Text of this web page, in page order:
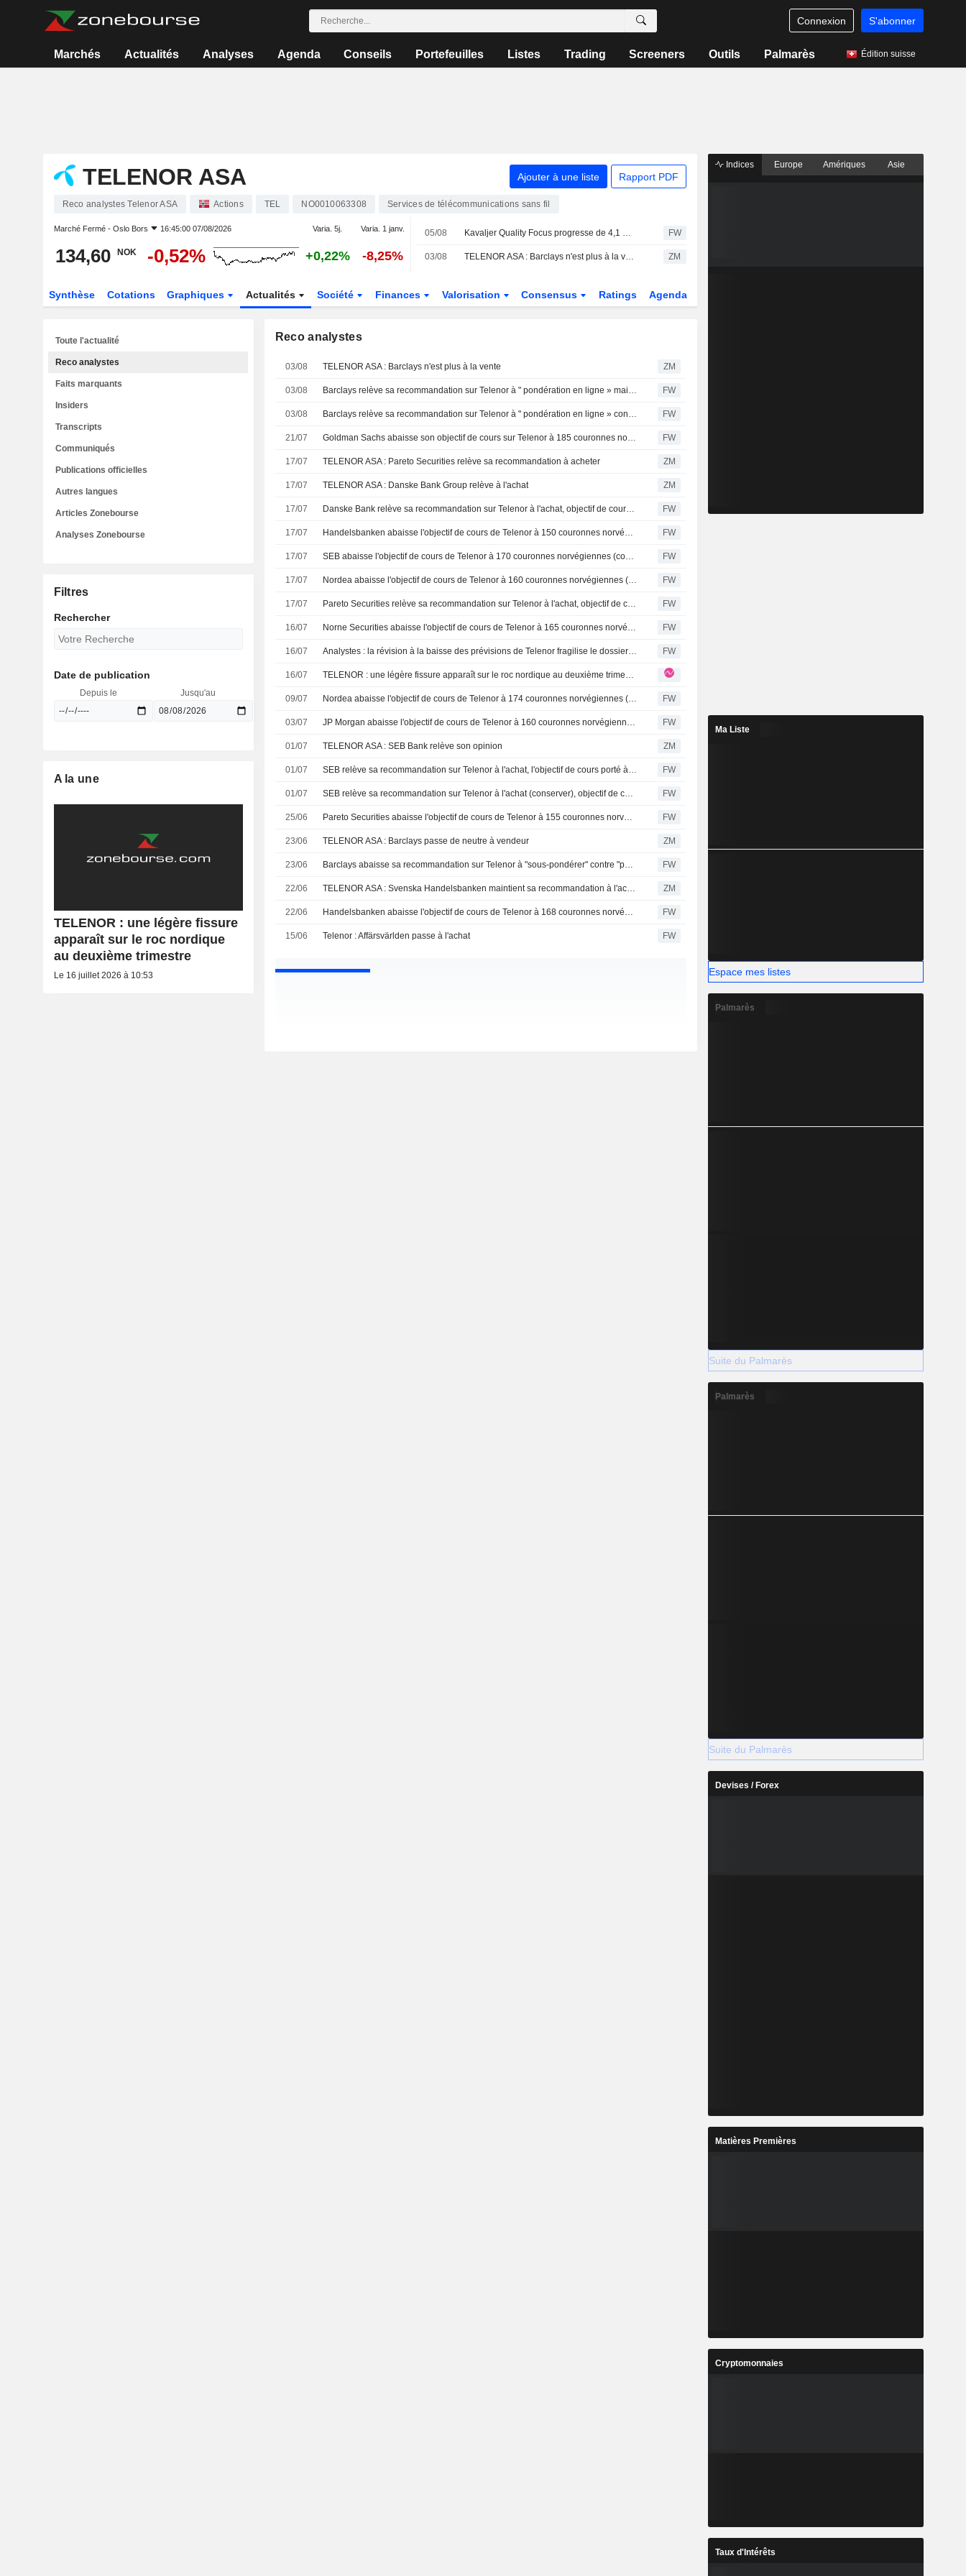
Connexion S'abonner
Marchés Actualités Analyses Agenda Conseils Portefeuilles Listes Trading Screeners Outils Palmarès Édition suisse
TELENOR ASA Ajouter à une liste Rapport PDF
Reco analystes Telenor ASA Actions TEL NO0010063308 Services de télécommunications sans fil
Marché Fermé - Oslo Bors 16:45:00 07/08/2026 Varia. 5j. Varia. 1 janv.
134,60 NOK -0,52% +0,22% -8,25%
05/08 Kavaljer Quality Focus progresse de 4,1 % en juillet - solide saison de résultats et accélération des acquisitions FW
03/08 TELENOR ASA : Barclays n'est plus à la vente ZM
Synthèse Cotations Graphiques Actualités Société Finances Valorisation Consensus Ratings Agenda
Reco analystes
03/08 TELENOR ASA : Barclays n'est plus à la vente ZM
03/08 Barclays relève sa recommandation sur Telenor à " pondération en ligne » mais abaisse son objectif de cours FW
03/08 Barclays relève sa recommandation sur Telenor à " pondération en ligne » contre " sous-pondérer », objectif de cours à 135 couronnes norvégiennes - BN FW
21/07 Goldman Sachs abaisse son objectif de cours sur Telenor à 185 couronnes norvégiennes (contre 210), maintient son conseil à l'achat - BN FW
17/07 TELENOR ASA : Pareto Securities relève sa recommandation à acheter ZM
17/07 TELENOR ASA : Danske Bank Group relève à l'achat ZM
17/07 Danske Bank relève sa recommandation sur Telenor à l'achat, objectif de cours à 157 couronnes norvégiennes - BN FW
17/07 Handelsbanken abaisse l'objectif de cours de Telenor à 150 couronnes norvégiennes (contre 168), maintient sa recommandation à l'achat - BN FW
17/07 SEB abaisse l'objectif de cours de Telenor à 170 couronnes norvégiennes (contre 175), maintient sa recommandation à l'achat FW
17/07 Nordea abaisse l'objectif de cours de Telenor à 160 couronnes norvégiennes (contre 174), maintient sa recommandation à l'achat FW
17/07 Pareto Securities relève sa recommandation sur Telenor à l'achat, objectif de cours à 150 couronnes norvégiennes FW
16/07 Norne Securities abaisse l'objectif de cours de Telenor à 165 couronnes norvégiennes (contre 180), maintient sa recommandation à l'achat - BN FW
16/07 Analystes : la révision à la baisse des prévisions de Telenor fragilise le dossier d'investissement FW
16/07 TELENOR : une légère fissure apparaît sur le roc nordique au deuxième trimestre
09/07 Nordea abaisse l'objectif de cours de Telenor à 174 couronnes norvégiennes (contre 183), maintient sa recommandation à l'achat FW
03/07 JP Morgan abaisse l'objectif de cours de Telenor à 160 couronnes norvégiennes (170), maintient sa recommandation Neutre - BN FW
01/07 TELENOR ASA : SEB Bank relève son opinion ZM
01/07 SEB relève sa recommandation sur Telenor à l'achat, l'objectif de cours porté à 175 couronnes norvégiennes FW
01/07 SEB relève sa recommandation sur Telenor à l'achat (conserver), objectif de cours à 175 couronnes norvégiennes (170) FW
25/06 Pareto Securities abaisse l'objectif de cours de Telenor à 155 couronnes norvégiennes (160) et réitère sa recommandation de conserver FW
23/06 TELENOR ASA : Barclays passe de neutre à vendeur ZM
23/06 Barclays abaisse sa recommandation sur Telenor à "sous-pondérer" contre "pondération en ligne", objectif de cours à 140 couronnes norvégiennes - BN FW
22/06 TELENOR ASA : Svenska Handelsbanken maintient sa recommandation à l'achat ZM
22/06 Handelsbanken abaisse l'objectif de cours de Telenor à 168 couronnes norvégiennes (contre 175), maintient sa recommandation à l'achat - BN FW
15/06 Telenor : Affärsvärlden passe à l'achat FW
Toute l'actualité
Reco analystes
Faits marquants
Insiders
Transcripts
Communiqués
Publications officielles
Autres langues
Articles Zonebourse
Analyses Zonebourse
Filtres
Rechercher
Date de publication
Depuis le Jusqu'au
A la une
TELENOR : une légère fissure
apparaît sur le roc nordique
au deuxième trimestre
Le 16 juillet 2026 à 10:53
Indices Europe Amériques Asie
Ma Liste
Espace mes listes
Palmarès
Suite du Palmarès
Palmarès
Suite du Palmarès
Devises / Forex
Matières Premières
Cryptomonnaies
Taux d'Intérêts